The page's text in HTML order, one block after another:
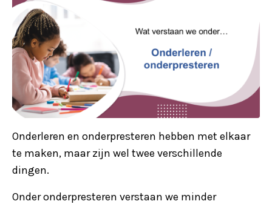
Onderleren en onderpresteren hebben met elkaar
te maken, maar zijn wel twee verschillende
dingen.
Onder onderpresteren verstaan we minder